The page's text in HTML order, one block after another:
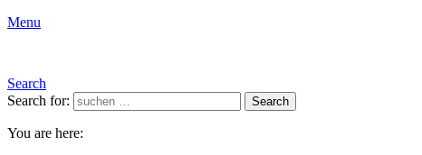
Menu
Search
Search for:
Search
You are here: